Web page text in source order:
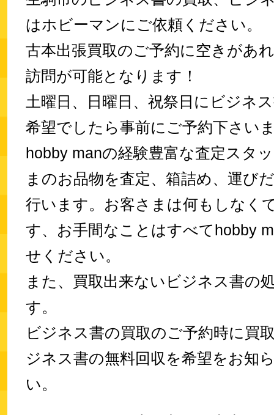
はホビーマンにご依頼ください。
古本出張買取のご予約に空きがあ
訪問が可能となります！
土曜日、日曜日、祝祭日にビジネ
希望でしたら事前にご予約下さい
hobby manの経験豊富な査定スタ
まのお品物を査定、箱詰め、運び
行います。お客さまは何もしなく
す、お手間なことはすべてhobby
せください。
また、買取出来ないビジネス書の
す。
ビジネス書の買取のご予約時に買
ジネス書の無料回収を希望をお知
い。